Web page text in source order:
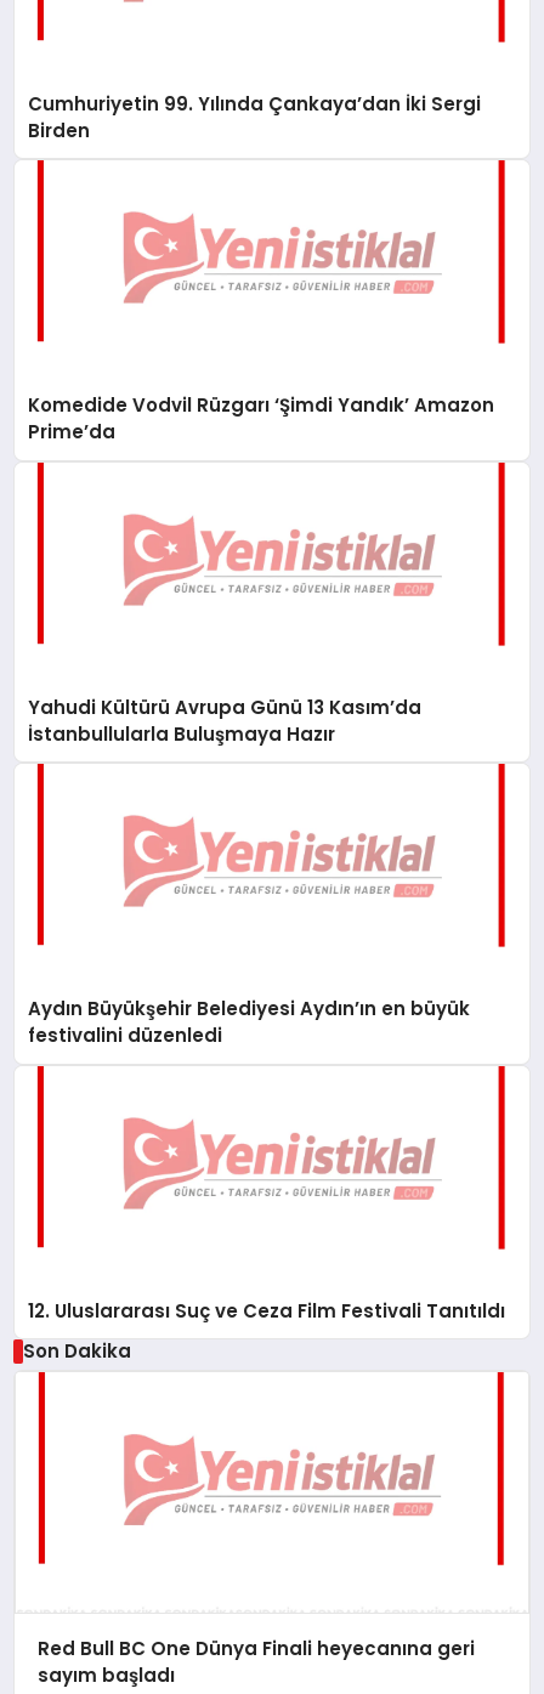
Cumhuriyetin 99. Yılında Çankaya’dan İki Sergi
Birden
Komedide Vodvil Rüzgarı ‘Şimdi Yandık’ Amazon
Prime’da
Yahudi Kültürü Avrupa Günü 13 Kasım’da
İstanbullularla Buluşmaya Hazır
Aydın Büyükşehir Belediyesi Aydın’ın en büyük
festivalini düzenledi
12. Uluslararası Suç ve Ceza Film Festivali Tanıtıldı
Son Dakika
Red Bull BC One Dünya Finali heyecanına geri
sayım başladı